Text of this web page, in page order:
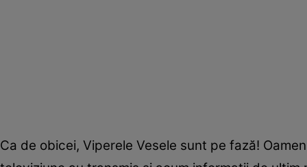
Ca de obicei, Viperele Vesele sunt pe fază!